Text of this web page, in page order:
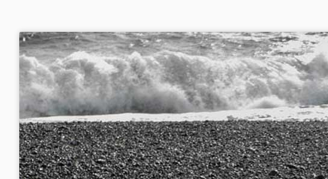
Kerste.de
Astronomie, Nordlichter und mehr